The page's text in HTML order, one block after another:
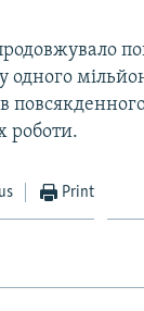
роботи.
Print